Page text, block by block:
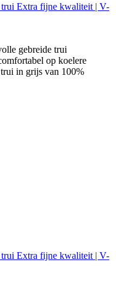
Extra fijne kwaliteit | V-
gebreide trui
op koelere
in grijs van 100%
Extra fijne kwaliteit | V-